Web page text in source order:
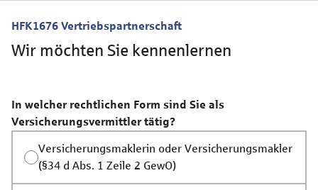
HFK1676 Vertriebspartnerschaft
Wir möchten Sie kennenlernen
In welcher rechtlichen Form sind Sie als
Versicherungsvermittler tätig?
Versicherungsmaklerin oder Versicherungsmakler
(§34 d Abs. 1 Zeile 2 GewO)